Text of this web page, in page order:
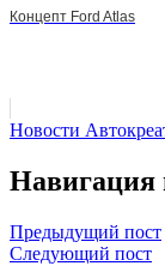
Концепт Ford Atlas
Новости
Навигация
Предыдущий пост
Следующий пост